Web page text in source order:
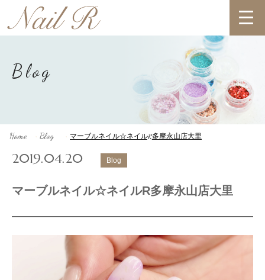
Blog
Home > Blog > マーブルネイル☆ネイルR多摩永山店大里
2019.04.20 Blog
マーブルネイル☆ネイルR多摩永山店大里